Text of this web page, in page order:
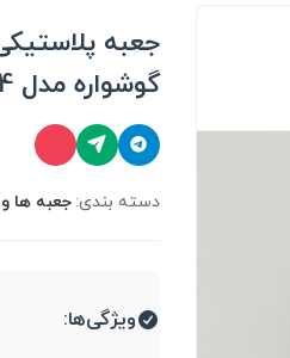
جعبه
گوشواره مدل SB-5014
دسته بندی: جعبه ها
ویژگی‌ها: